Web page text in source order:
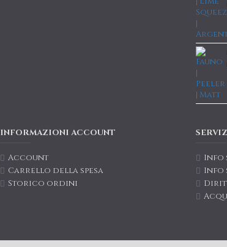
INFORMAZIONI ACCOUNT
Account
Carrello della spesa
Storico ordini
Info
Info